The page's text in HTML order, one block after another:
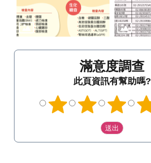
滿意度調查
此頁資訊有幫助嗎?